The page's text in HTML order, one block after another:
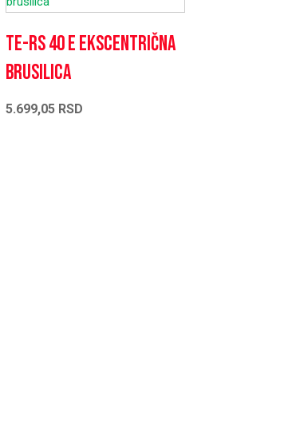
TE-RS 40 E Ekscentrična
brusilica
5.699,05 RSD